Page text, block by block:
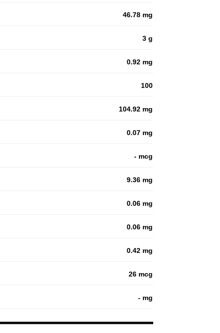
46.78 mg
3 g
0.92 mg
100
104.92 mg
0.07 mg
- mcg
9.36 mg
0.06 mg
0.06 mg
0.42 mg
26 mcg
- mg